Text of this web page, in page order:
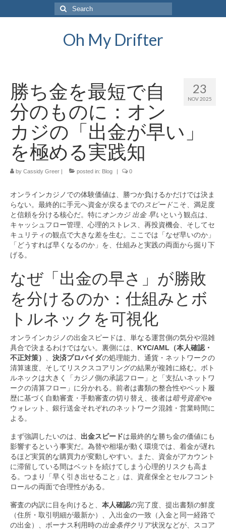
Search
for:
Oh My Drifter
23
NOV 2025
勝ち金を最短で自
分のものに：オン
カジの「出金が早い」
を極める実践知
by Cassidy Greer | posted in: Blog | 0
オンラインカジノでの体験価値は、勝つか負けるかだけでは決ま
らない。最終的に手元へ資金が戻るまでのスピードこそ、満足度
と信頼を分ける核心だ。特に オンカジ 出金 早いという観点は、
キャッシュフロー管理、心理的ストレス、再投資機会、そしてセ
キュリティの観点で大きな差を生む。ここでは「なぜ早いのか」
「どうすれば早くなるのか」を、仕組みと実践の両面から掘り下
げる。
なぜ「出金の早さ」が勝敗
を分けるのか：仕組みとボ
トルネックを可視化
オンラインカジノの出金スピードは、単なる運営側の気分や混雑
具合で決まるわけではない。裏側には、 KYC/AML（本人確認・
不正対策）
決済プロバイダの処理能力、通貨・ネットワークの
清算速度、そしてリスクスコアリングの結果が複雑に絡む。ボト
ルネックは大きく「カジノ側の承認フロー」と「支払いネットワ
ークの清算フロー」に分かれる。前者は書類の整合性やベット履
歴に基づく自動審査・手動審査の切り替え、後者は暗号資産やe
ウォレット、銀行送金それぞれのネットワーク混雑・営業時間に
よる。
まず強調したいのは、 出金スピードは最終的な勝ち金の価値にも
影響するという事実だ。為替や相場が動く環境では、着金が遅れ
るほど実質的な購買力が変動しやすい。また、資金がアカウント
に滞留している間はベットを続けてしまう心理的リスクも高ま
る。つまり「早く引き出せること」は、資産保全とセルフコント
ロールの両面で合理性がある。
審査の内訳に目を向けると、 本人確認の完了度、提出書類の鮮度
（住所・取引明細が最新か）、入出金の一致（入金と同一経路で
の出金）、ボーナス利用時の出金条件クリア状況などが、スコア